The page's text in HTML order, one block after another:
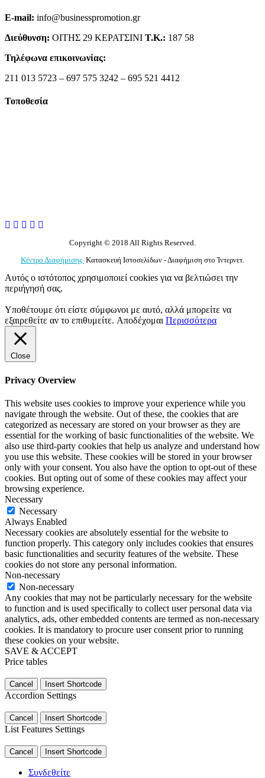
E-mail: info@businesspromotion.gr
Διεύθυνση: ΟΙΤΗΣ 29 ΚΕΡΑΤΣΙΝΙ Τ.Κ.: 187 58
Τηλέφωνα επικοινωνίας:
211 013 5723 – 697 575 3242 – 695 521 4412
Τοποθεσία
Copyright © 2018 All Rights Reserved.
Κέντρο Διαφήμισης Κατασκευή Ιστοσελίδων - Διαφήμιση στο Ίντερνετ.
Αυτός ο ιστότοπος χρησιμοποιεί cookies για να βελτιώσει την
περιήγησή σας.
Υποθέτουμε ότι είστε σύμφωνοι με αυτό, αλλά μπορείτε να
εξαιρεθείτε αν το επιθυμείτε. Αποδέχομαι Περισσότερα
Close
Privacy Overview
This website uses cookies to improve your experience while you
navigate through the website. Out of these, the cookies that are
categorized as necessary are stored on your browser as they are
essential for the working of basic functionalities of the website. We
also use third-party cookies that help us analyze and understand how
you use this website. These cookies will be stored in your browser
only with your consent. You also have the option to opt-out of these
cookies. But opting out of some of these cookies may affect your
browsing experience.
Necessary
Necessary
Always Enabled
Necessary cookies are absolutely essential for the website to
function properly. This category only includes cookies that ensures
basic functionalities and security features of the website. These
cookies do not store any personal information.
Non-necessary
Non-necessary
Any cookies that may not be particularly necessary for the website
to function and is used specifically to collect user personal data via
analytics, ads, other embedded contents are termed as non-necessary
cookies. It is mandatory to procure user consent prior to running
these cookies on your website.
SAVE & ACCEPT
Price tables
Cancel Insert Shortcode
Accordion Settings
Cancel Insert Shortcode
List Features Settings
Cancel Insert Shortcode
Συνδεθείτε